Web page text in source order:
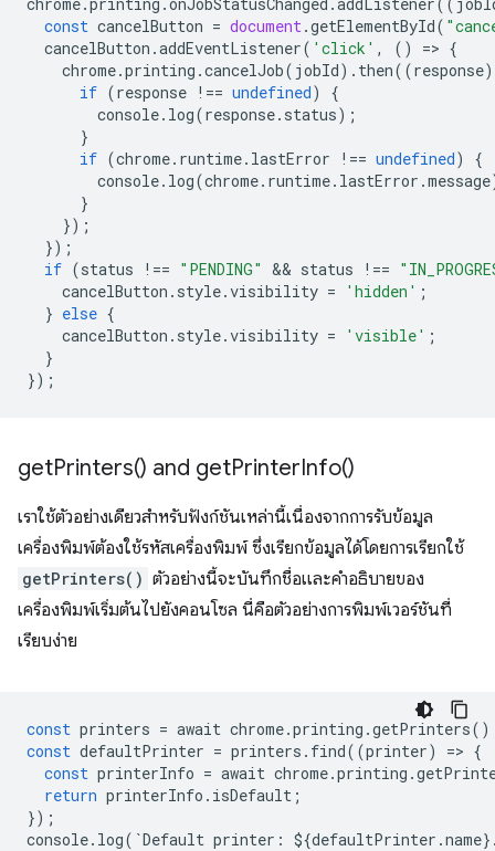
const cancelButton = document.getElementById(
cancelButton .addEventListener( 'click' , () => {
chrome.printing .cancelJob( jobId). then((response)
if (response !== undefined)
{
console. log(response. status);
}
if (chrome. runtime. lastError !== undefined)
{
console. log(chrome. runtime. lastError .message
}
});
});
if (status !== "PENDING" && status !==
cancelButton . style.visibility = 'hidden' ;
} else {
cancelButton . style.visibility = 'visible' ;
}
});
getPrinters() and getPrinterInfo()
เราใช้ตัวอย่างเดียวสำหรับฟังก์ชันเหล่านี้เนื่องจากการรับข้อมูล
เครื่องพิมพ์ต้องใช้รหัสเครื่องพิมพ์ ซึ่งเรียกข้อมูลได้โดยการเรียกใช้
getPrinters() ตัวอย่างนี้จะบันทึกชื่อและคำอธิบายของ
เครื่องพิมพ์เริ่มต้นไปยังคอนโซล นี่คือตัวอย่างการพิมพ์เวอร์ชันที่
เรียบง่าย
const printers = await chrome.printing .getPrinters
const defaultPrinter = printers . find((printer) => {
const printerInfo = await chrome.printing .
return printerInfo . isDefault ;
});
console. log( `Default printer : ${defaultPrinter .name}